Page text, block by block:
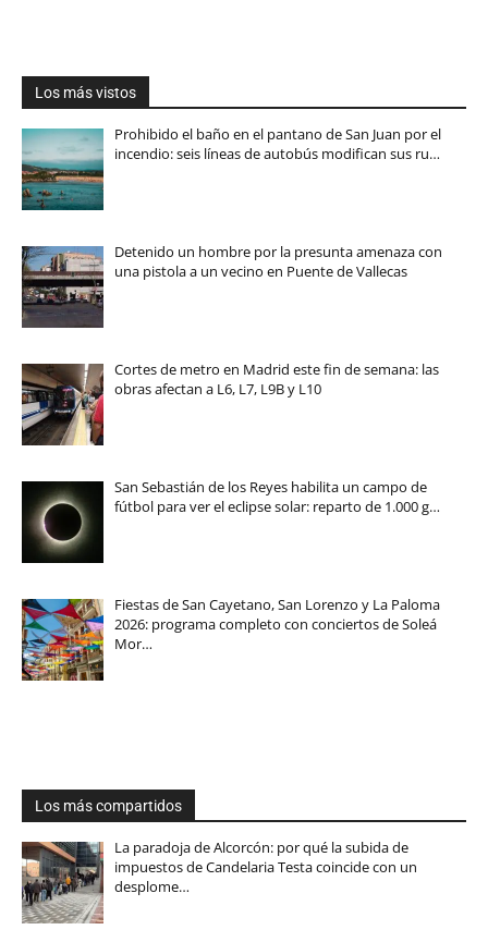
Los más vistos
Prohibido el baño en el pantano de San Juan por el
incendio: seis líneas de autobús modifican sus ru…
Detenido un hombre por la presunta amenaza con
una pistola a un vecino en Puente de Vallecas
Cortes de metro en Madrid este fin de semana: las
obras afectan a L6, L7, L9B y L10
San Sebastián de los Reyes habilita un campo de
fútbol para ver el eclipse solar: reparto de 1.000 g…
Fiestas de San Cayetano, San Lorenzo y La Paloma
2026: programa completo con conciertos de Soleá
Mor…
Los más compartidos
La paradoja de Alcorcón: por qué la subida de
impuestos de Candelaria Testa coincide con un
desplome…